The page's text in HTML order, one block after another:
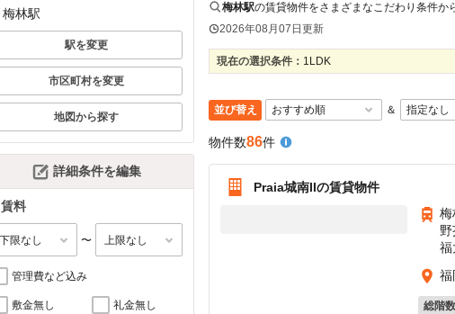
梅林駅
駅を変更
市区町村を変更
地図から探す
詳細条件を編集
賃料
〜
管理費など込み
敷金無し 礼金無し
梅林駅の賃貸物件をさまざまなこだわり条件か
2026年08月07日更新
現在の選択条件： 1LDK
並び替え ＆
物件数86件
Praia城南IIの賃貸物件
梅
福
福
総階数